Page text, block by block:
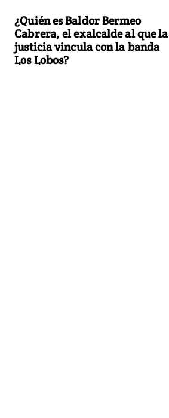
¿Quién es Baldor Bermeo
Cabrera, el exalcalde al que la
justicia vincula con la banda
Los Lobos?